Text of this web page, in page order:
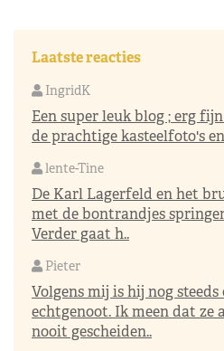
Laatste reacties
IngridK
Een super leuk blog ; erg
de prachtige kasteelfoto's
lente-Tine
De Karl Lagerfeld en het
met de bontrandjes
Verder gaat h..
Pieter
Volgens mij is hij nog
echtgenoot. Ik meen dat ze
nooit gescheiden..